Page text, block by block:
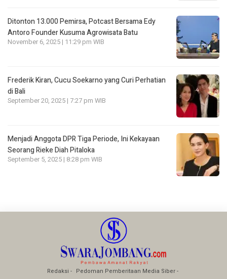
Ditonton 13.000 Pemirsa, Potcast Bersama Edy
Antoro Founder Kusuma Agrowisata Batu
November 6, 2025 | 11:29 pm WIB
Frederik Kiran, Cucu Soekarno yang Curi Perhatian
di Bali
September 20, 2025 | 7:27 pm WIB
Menjadi Anggota DPR Tiga Periode, Ini Kekayaan
Seorang Rieke Diah Pitaloka
September 5, 2025 | 8:28 pm WIB
Redaksi
Pedoman Pemberitaan Media Siber